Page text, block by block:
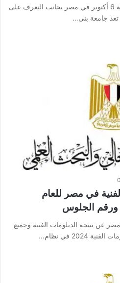
نقدم لكم رابط التقديم في جامعة 6 أكتوبر في مصر بجانب التعرف على
جامعة بنى…
0
في مصر للعام
عن نتيجة الدبلومات الفنية وجميع
في نظام…